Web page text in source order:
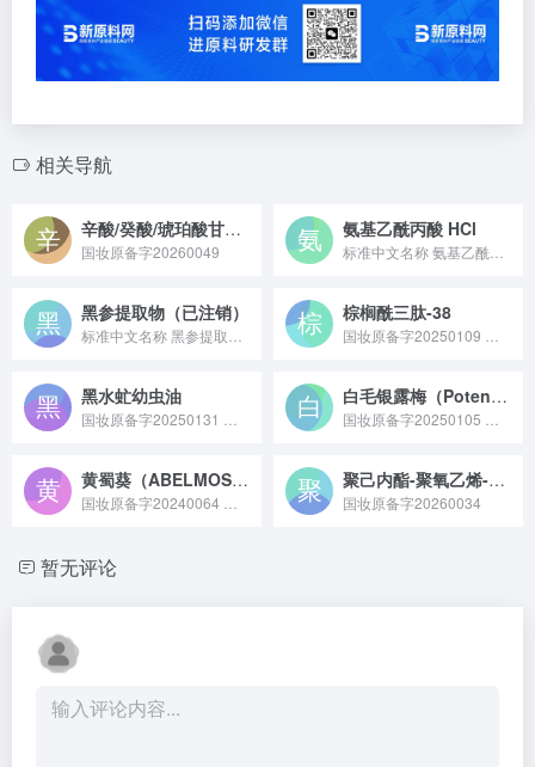
相关导航
辛酸/癸酸/琥珀酸甘油三酯/氢化蓖麻油/IPDI 共聚物
国妆原备字20260049
氨基乙酰丙酸 HCl
黑参提取物（已注销） 棕榈酰三肽-38
黑水虻幼虫油 白毛银露梅（Potentilla glabra Lodd. var. mandshurica (Maxim.) Hand. -Mazz）提取物
黄蜀葵（ABELMOSCHUS MANIHOT）花提取物 聚己内酯-聚氧乙烯-聚己内酯嵌段共聚物
国妆原备字20260034
暂无评论